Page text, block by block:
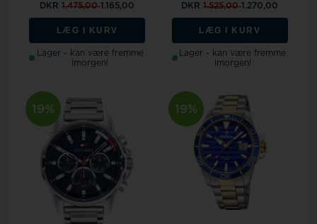
DKR1.475,001.165,00
LÆG I KURV
Lager - kan være fremme
imorgen!
DKR1.525,001.270,00
LÆG I KURV
Lager - kan være fremme
imorgen!
19% 19%